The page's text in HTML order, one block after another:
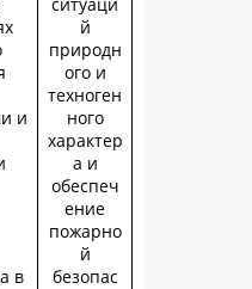
и
в
й
природн
ого и
техноген
ного
характер
а и
обеспеч
ение
пожарно
й
безопас